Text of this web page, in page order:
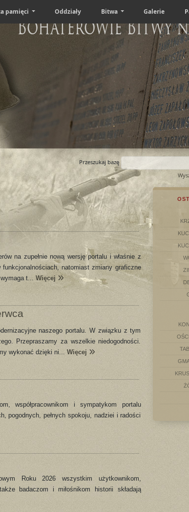
pamięci Oddziały Bitwa Galerie
Bohaterowie Bitwy
Przeszukaj bazę
na zupełnie nową wersję portalu i właśnie z
natomiast zmiany graficzne
t... Więcej
naszego portalu. W związku z tym
Przepraszamy za wszelkie niedogodności.
wykonać dzięki ni... Więcej
współpracownikom i sympatykom portalu
pogodnych, pełnych spokoju, nadziei i radości
Roku 2026 wszystkim użytkownikom,
badaczom i miłośnikom historii składają